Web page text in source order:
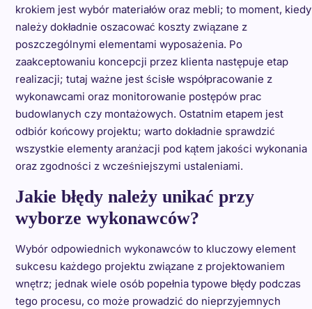
krokiem jest wybór materiałów oraz mebli; to moment, kiedy
należy dokładnie oszacować koszty związane z
poszczególnymi elementami wyposażenia. Po
zaakceptowaniu koncepcji przez klienta następuje etap
realizacji; tutaj ważne jest ścisłe współpracowanie z
wykonawcami oraz monitorowanie postępów prac
budowlanych czy montażowych. Ostatnim etapem jest
odbiór końcowy projektu; warto dokładnie sprawdzić
wszystkie elementy aranżacji pod kątem jakości wykonania
oraz zgodności z wcześniejszymi ustaleniami.
Jakie błędy należy unikać przy
wyborze wykonawców?
Wybór odpowiednich wykonawców to kluczowy element
sukcesu każdego projektu związane z projektowaniem
wnętrz; jednak wiele osób popełnia typowe błędy podczas
tego procesu, co może prowadzić do nieprzyjemnych